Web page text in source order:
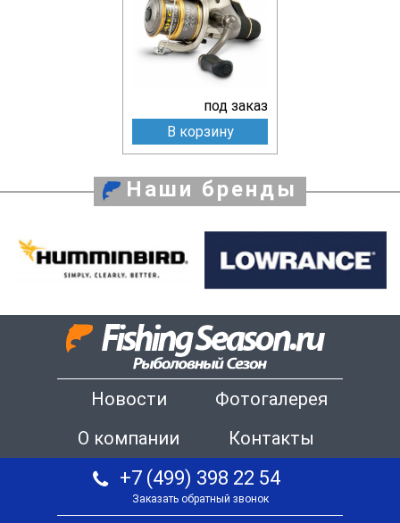
под заказ
В корзину
Наши бренды
Новости
Фотогалерея
О компании
Контакты
+7 (499) 398 22 54
Заказать обратный звонок